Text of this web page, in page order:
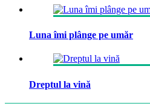
Luna îmi plânge pe umăr
Dreptul la vină